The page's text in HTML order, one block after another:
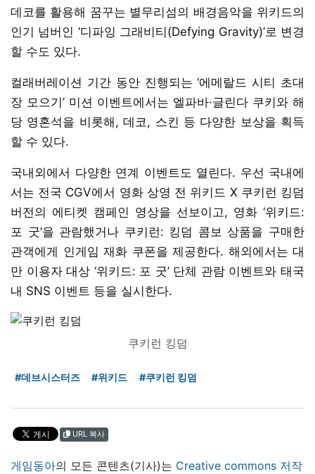
데코를 활용해 꿈꾸는 별무리섬의 배경음악을 위키드의
인기 넘버인 ‘디파잉 그래비티(Defying Gravity)’로 변경
할 수도 있다.
컬래버레이션 기간 동안 진행되는 ‘에메랄드 시티 초대
장 모으기’ 미션 이벤트에서는 엘파바·글린다 쿠키와 해
당 영혼석을 비롯해, 데코, 스킨 등 다양한 보상을 획득
할 수 있다.
국내외에서 다양한 연계 이벤트도 열린다. 우선 국내에
서는 전국 CGV에서 영화 상영 전 위키드 X 쿠키런 킹덤
버전의 에티켓 캠페인 영상을 선보이고, 영화 ‘위키드:
포 굿’을 관람했거나 쿠키런: 킹덤 콤보 상품을 구매한
관객에게 인게임 재화 쿠폰을 제공한다. 해외에서는 대
만 이용자 대상 ‘위키드: 포 굿’ 단체 관람 이벤트와 태국
내 SNS 이벤트 등을 실시한다.
쿠키런 킹덤
#데브시스터즈 #위키드 #쿠키런 킹덤
URL 복사
게임동아의 모든 콘텐츠(기사)는 Creative commons 저작